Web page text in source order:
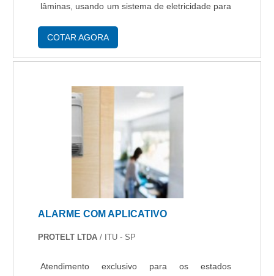
lâminas, usando um sistema de eletricidade para
comumente utilizada em zon....
COTAR AGORA
ALARME COM APLICATIVO
PROTELT LTDA / ITU - SP
Atendimento exclusivo para os estados